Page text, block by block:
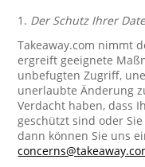
1. Der Schutz Ihrer
Takeaway.com nimmt
ergreift geeignete
unbefugten Zugriff,
unerlaubte Änderung
Verdacht haben, dass
geschützt sind oder
dann können Sie uns